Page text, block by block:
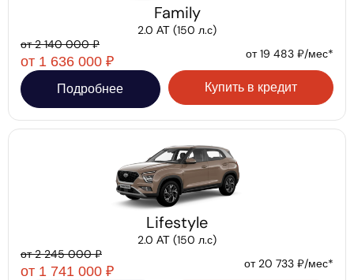
Family
2.0 АТ (150 л.с)
от 2 140 000 ₽
от 1 636 000 ₽ от 19 483 ₽/мес*
Подробнее Купить в кредит
Lifestyle
2.0 АТ (150 л.с)
от 2 245 000 ₽
от 1 741 000 ₽ от 20 733 ₽/мес*